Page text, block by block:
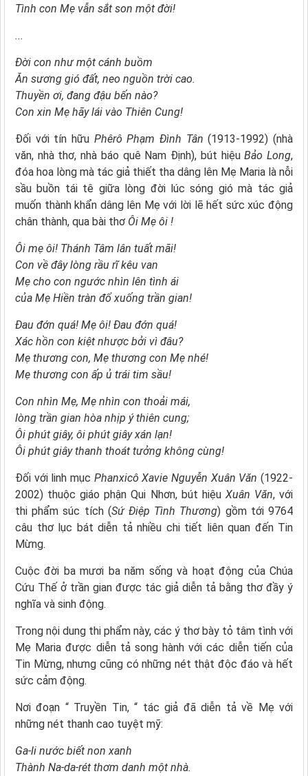
Tình con Mẹ vẫn sắt son một đời!
...
Đời con như một cánh buồm
Ăn sương gió đất, neo nguồn trời cao.
Thuyền ơi, đang đậu bến nào?
Con xin Mẹ hãy lái vào Thiên Cung!
Đối với tín hữu Phêrô Phạm Đình Tân (1913-1992) (nhà
văn, nhà thơ, nhà báo quê Nam Định), bút hiệuBảo Long,
đóa hoa lòng mà tác giả thiết tha dâng lên Mẹ Maria là nỗi
sầu buồn tái tê giữa lòng đời lúc sóng gió mà tác giả
muốn thành khẩn dâng lên Mẹ với lời lẽ hết sức xúc động
chân thành, qua bài thơ Ôi Mẹ ôi !
Ôi mẹ ôi! Thánh Tâm lân tuất mãi!
Con về đây lòng rầu rĩ kêu van
Mẹ cho con ngước nhìn lên tình ái
của Mẹ Hiền tràn đổ xuống trần gian!
Đau đớn quá! Mẹ ôi! Đau đớn quá!
Xác hồn con kiệt nhược bởi vì đâu?
Mẹ thương con, Mẹ thương con Mẹ nhé!
Mẹ thương con ấp ủ trái tim sầu!
Con nhìn Mẹ, Mẹ nhìn con thoải mái,
lòng trần gian hòa nhịp ý thiên cung;
Ôi phút giây, ôi phút giây xán lạn!
Ôi phút giây thanh thoát tưởng không cùng!
Đối với linh mục Phanxicô Xavie Nguyễn Xuân Văn (1922-
2002) thuộc giáo phận Qui Nhơn, bút hiệu Xuân Văn, với
thi phẩm súc tích (Sứ Điệp Tình Thương) gồm tới 9764
câu thơ lục bát diễn tả nhiều chi tiết liên quan đến Tin
Mừng.
Cuộc đời ba mươi ba năm sống và hoạt động của Chúa
Cứu Thế ở trần gian được tác giả diễn tả bằng thơ đầy ý
nghĩa và sinh động.
Trong nội dung thi phẩm này, các ý thơ bày tỏ tâm tình với
Mẹ Maria được diễn tả song hành với các diễn tiến của
Tin Mừng, nhưng cũng có những nét thật độc đáo và hết
sức cảm động.
Nơi đoạn “ Truyền Tin, “ tác giả đã diễn tả về Mẹ với
những nét thanh cao tuyệt mỹ:
Ga-li nước biết non xanh
Thành Na-da-rét thơm danh một nhà.